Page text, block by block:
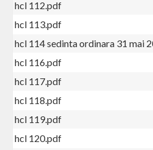
hcl 112.pdf
hcl 113.pdf
hcl 114 sedinta ordinara 31 mai
hcl 116.pdf
hcl 117.pdf
hcl 118.pdf
hcl 119.pdf
hcl 120.pdf